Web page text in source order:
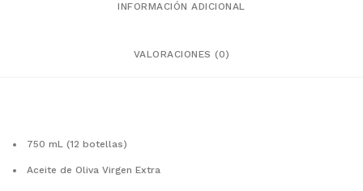
INFORMACIÓN ADICIONAL
VALORACIONES (0)
750 mL (12 botellas)
Aceite de Oliva Virgen Extra